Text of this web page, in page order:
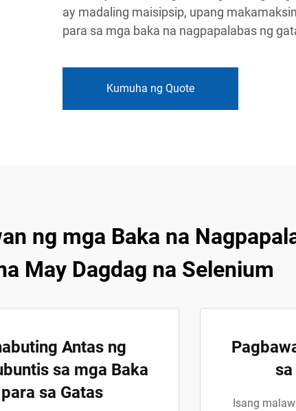
ay madaling maisipsip, upang
para sa mga baka na nagpapalabas ng
Kumuha ng Quote
ng mga Baka na
May Dagdag na Selenium
Antas ng
sa mga Baka
para sa Gatas
Isang